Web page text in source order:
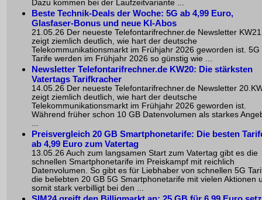
Dazu kommen bei der Laufzeitvariante ...
Beste Technik-Deals der Woche: 5G ab 4,99 Euro,
Glasfaser-Bonus und neue KI-Abos
21.05.26 Der neueste Telefontarifrechner.de Newsletter KW21
zeigt ziemlich deutlich, wie hart der deutsche
Telekommunikationsmarkt im Frühjahr 2026 geworden ist. 5G
Tarife werden im Frühjahr 2026 so günstig wie ...
Newsletter Telefontarifrechner.de KW20: Die stärksten
Vatertags Tarifkracher
14.05.26 Der neueste Telefontarifrechner.de Newsletter
zeigt ziemlich deutlich, wie hart der deutsche
Telekommunikationsmarkt im Frühjahr 2026 geworden ist.
Während früher schon 10 GB Datenvolumen als starkes
Preisvergleich 20 GB Smartphonetarife: Die besten
ab 4,99 Euro zum Vatertag
13.05.26 Auch zum langsamen Start zum Vatertag gibt es die
schnellen Smartphonetarife im Preiskampf mit reichlich
Datenvolumen. So gibt es für Liebhaber von schnellen 5G
die beliebten 20 GB 5G Smartphonetarife mit vielen Aktionen
somit stark verbilligt bei den ...